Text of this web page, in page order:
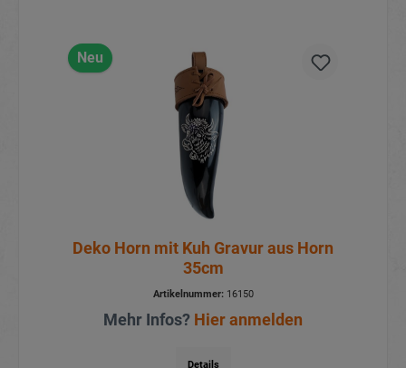
Neu
Deko Horn mit Kuh Gravur aus Horn
35cm
Artikelnummer:16150
Mehr Infos? Hier anmelden
Details